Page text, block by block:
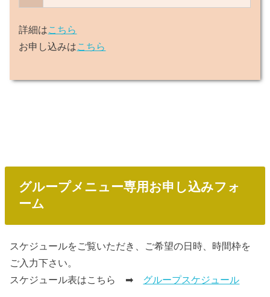
詳細はこちら
お申し込みはこちら
グループメニュー専用お申し込みフォ
ーム
スケジュールをご覧いただき、ご希望の日時、時間枠を
ご入力下さい。
スケジュール表はこちら ➡ グループスケジュール